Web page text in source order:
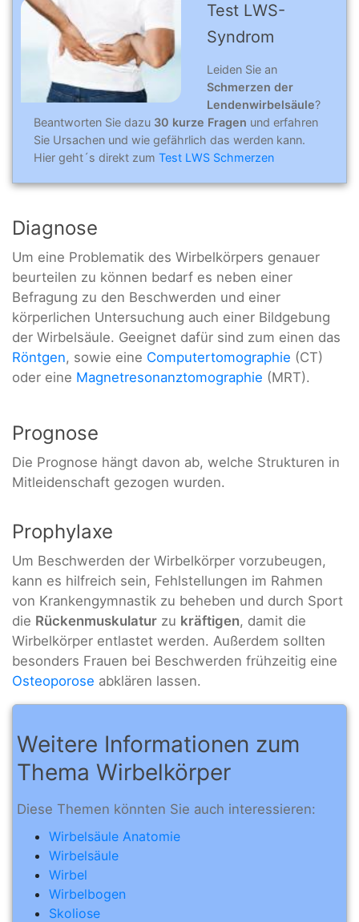
Test LWS-
Syndrom
Leiden Sie an
Schmerzen der
Lendenwirbelsäule?
Beantworten Sie dazu 30 kurze Fragen und erfahren
Sie Ursachen und wie gefährlich das werden kann.
Hier geht´s direkt zum Test LWS Schmerzen
Diagnose
Um eine Problematik des Wirbelkörpers genauer
beurteilen zu können bedarf es neben einer
Befragung zu den Beschwerden und einer
körperlichen Untersuchung auch einer Bildgebung
der Wirbelsäule. Geeignet dafür sind zum einen das
Röntgen, sowie eine Computertomographie (CT)
oder eine Magnetresonanztomographie (MRT).
Prognose
Die Prognose hängt davon ab, welche Strukturen in
Mitleidenschaft gezogen wurden.
Prophylaxe
Um Beschwerden der Wirbelkörper vorzubeugen,
kann es hilfreich sein, Fehlstellungen im Rahmen
von Krankengymnastik zu beheben und durch Sport
die Rückenmuskulatur zu kräftigen, damit die
Wirbelkörper entlastet werden. Außerdem sollten
besonders Frauen bei Beschwerden frühzeitig eine
Osteoporose abklären lassen.
Weitere Informationen zum
Thema Wirbelkörper
Diese Themen könnten Sie auch interessieren:
Wirbelsäule Anatomie
Wirbelsäule
Wirbel
Wirbelbogen
Skoliose